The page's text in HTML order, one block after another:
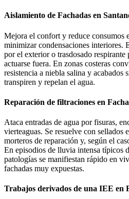
Aislamiento de Fachadas en
Mejora el confort y reduce consumos
minimizar condensaciones interiores.
por el exterior o trasdosado
actuarse fuera. En zonas costeras
resistencia a niebla salina y acabados
transpiren y repelan el agua.
Reparación de filtraciones en
Ataca entradas de agua por fisuras,
vierteaguas. Se resuelve con sellados
morteros de reparación y, según el
En episodios de lluvia intensa típicos
patologías se manifiestan rápido en
fachadas muy expuestas.
Trabajos derivados de una IEE en